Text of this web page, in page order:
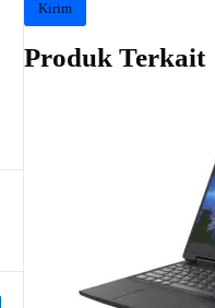
Produk Terkait